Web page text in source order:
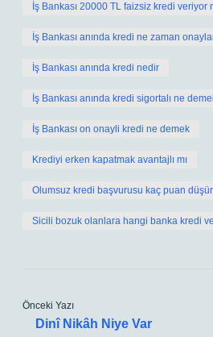
İş Bankası 20000 TL faizsiz kredi veriyor
İş Bankası anında kredi ne zaman
İş Bankası anında kredi nedir
İş Bankası anında kredi sigortalı ne
İş Bankası on onayli kredi ne demek
Krediyi erken kapatmak avantajlı mı
Olumsuz kredi başvurusu kaç puan
Sicili bozuk olanlara hangi banka kredi
Önceki Yazı
Dinî Nikâh Niye Var